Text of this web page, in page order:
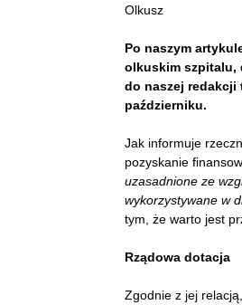
Olkusz
Po naszym
olkuskim szpitalu,
do naszej redakcji
październiku.
Jak informuje
pozyskanie
uzasadnione ze
wykorzystywane w
tym, że warto jest
Rządowa dotacja
Zgodnie z jej